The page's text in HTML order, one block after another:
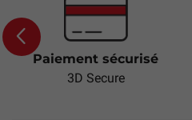
Previous
Paiement sécurisé
3D Secure